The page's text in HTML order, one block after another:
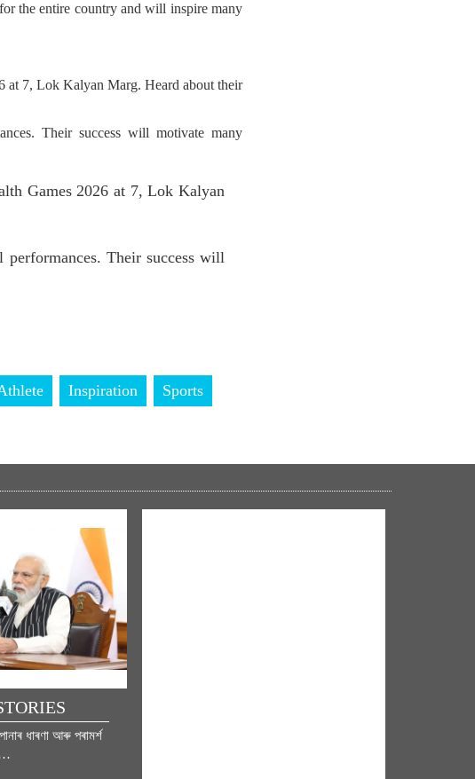
the entire country and will inspire many
at 7, Lok Kalyan Marg. Heard about their
Their success will motivate many
Games 2026 at 7, Lok Kalyan
Their success will
Inspiration Sports
ধাৰণা আৰু পৰামৰ্শ